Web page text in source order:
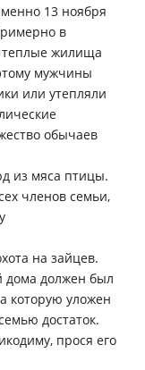
13 ноября
в
теплые жилища
мужчины
или утепляли
обычаев
из мяса птицы.
членов семьи,
на зайцев.
дома должен был
которую уложен
достаток.
прося его